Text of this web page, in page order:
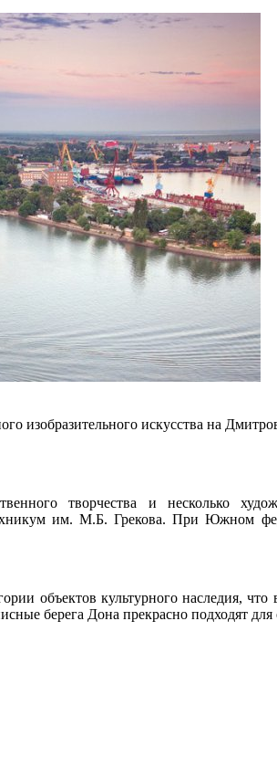
изобразительного искусства на
творчества и несколько
им. М.Б. Грекова. При Южном
объектов культурного наследия, что
берега Дона прекрасно подходят